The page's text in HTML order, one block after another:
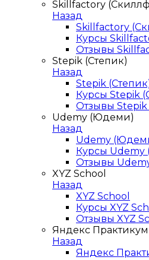
Skillfactory
Назад
Skillfactory
Курсы
Отзывы
Stepik (Степик)
Назад
Stepik
Курсы Stepik
Отзывы Stepik
Udemy (Юдеми)
Назад
Udemy
Курсы
Отзывы
XYZ School
Назад
XYZ School
Курсы XYZ
Отзывы XYZ
Яндекс Практикум
Назад
Яндекс